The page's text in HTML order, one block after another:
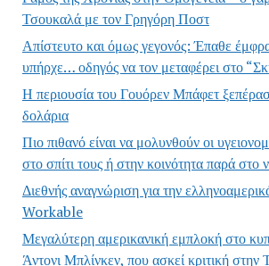
Τσουκαλά με τον Γρηγόρη Ποστ
Απίστευτο και όμως γεγονός: Έπαθε
υπήρχε… οδηγός να τον μεταφέρει στο
Η περιουσία του Γουόρεν Μπάφετ
δολάρια
Πιο πιθανό είναι να μολυνθούν οι
στο σπίτι τους ή στην κοινότητα παρά στο
Διεθνής αναγνώριση για την
Workable
Μεγαλύτερη αμερικανική εμπλοκή στο
Άντονι Μπλίνκεν, που ασκεί κριτική στην